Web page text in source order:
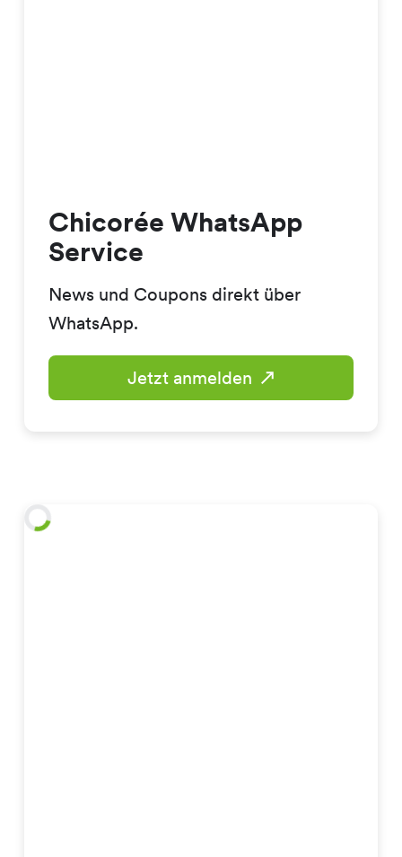
Chicorée WhatsApp
Service
News und Coupons direkt über
WhatsApp.
Jetzt anmelden